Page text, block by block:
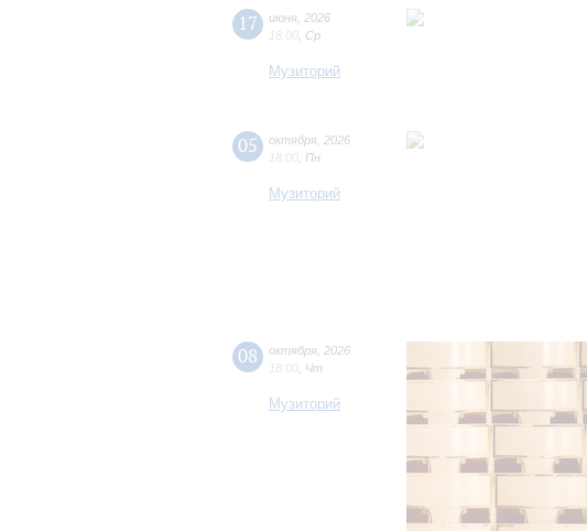
17 июня 2026
18:00 Ср
Музиторий
05 октября 2026
18:00 Пн
Музиторий
08 октября 2026
18:00 Чт
Музиторий